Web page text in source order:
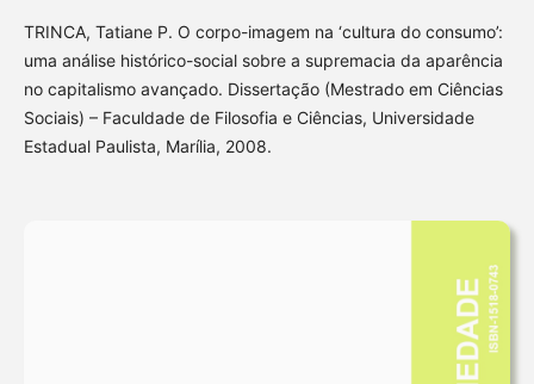
TRINCA, Tatiane P. O corpo-imagem na ‘cultura do consumo’:
uma análise histórico-social sobre a supremacia da aparência
no capitalismo avançado. Dissertação (Mestrado em Ciências
Sociais) – Faculdade de Filosofia e Ciências, Universidade
Estadual Paulista, Marília, 2008.